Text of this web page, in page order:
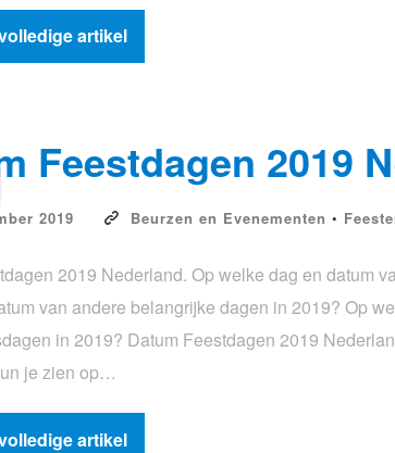
artikel
Feestdagen 2019
2019 Beurzen en Evenementen •
2019 Nederland. Op welke dag en datum
van andere belangrijke dagen in 2019? Op
in 2019? Datum Feestdagen 2019
je zien op…
artikel